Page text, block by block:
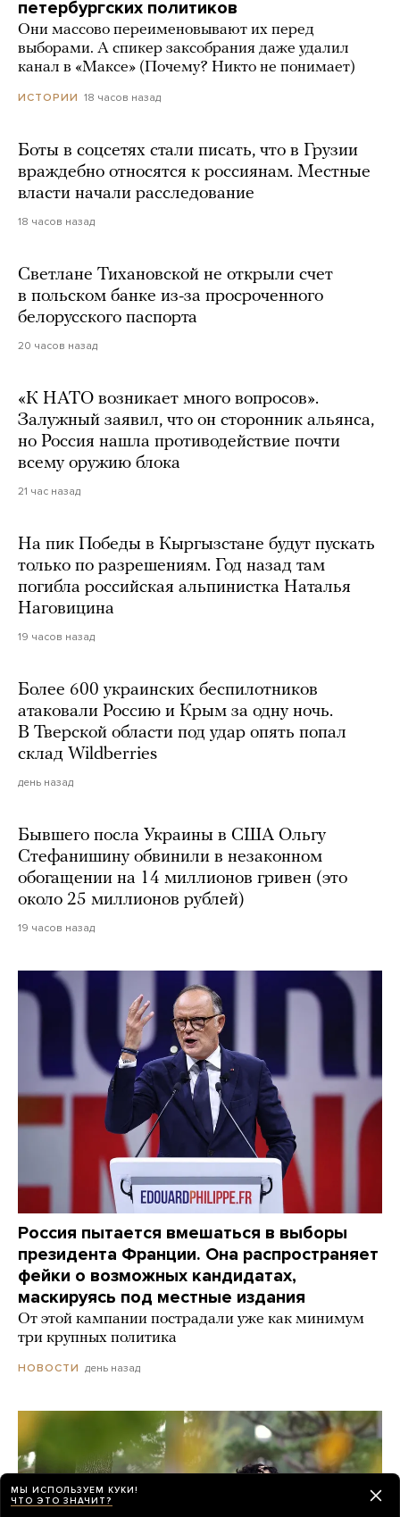
петербургских политиков
Они массово переименовывают их перед
выборами. А спикер заксобрания даже удалил
канал в «Максе» (Почему? Никто не понимает)
ИСТОРИИ 18 часов назад
Боты в соцсетях стали писать, что в Грузии
враждебно относятся к россиянам. Местные
власти начали расследование
18 часов назад
Светлане Тихановской не открыли счет
в польском банке из-за просроченного
белорусского паспорта
20 часов назад
«К НАТО возникает много вопросов».
Залужный заявил, что он сторонник альянса,
но Россия нашла противодействие почти
всему оружию блока
21 час назад
На пик Победы в Кыргызстане будут пускать
только по разрешениям. Год назад там
погибла российская альпинистка Наталья
Наговицина
19 часов назад
Более 600 украинских беспилотников
атаковали Россию и Крым за одну ночь.
В Тверской области под удар опять попал
склад Wildberries
день назад
Бывшего посла Украины в США Ольгу
Стефанишину обвинили в незаконном
обогащении на 14 миллионов гривен (это
около 25 миллионов рублей)
19 часов назад
Россия пытается вмешаться в выборы
президента Франции. Она распространяет
фейки о возможных кандидатах,
маскируясь под местные издания
От этой кампании пострадали уже как минимум
три крупных политика
НОВОСТИ день назад
МЫ ИСПОЛЬЗУЕМ КУКИ!
ЧТО ЭТО ЗНАЧИТ?